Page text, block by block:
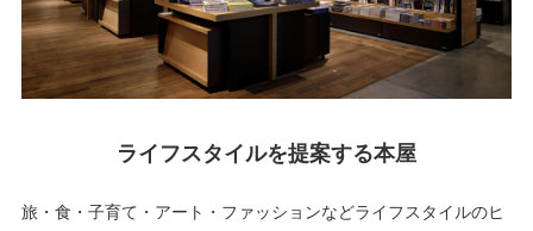
ライフスタイルを提案する本屋
旅・食・子育て・アート・ファッションなどライフスタイルのヒ